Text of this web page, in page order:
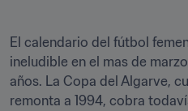
El calendario del fútbol
ineludible en el mas de
años. La Copa del Algarve,
remonta a 1994, cobra